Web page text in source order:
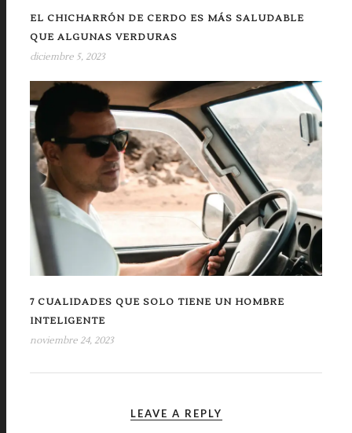
EL CHICHARRÓN DE CERDO ES MÁS SALUDABLE
QUE ALGUNAS VERDURAS
diciembre 5, 2023
7 CUALIDADES QUE SOLO TIENE UN HOMBRE
INTELIGENTE
noviembre 24, 2023
LEAVE A REPLY